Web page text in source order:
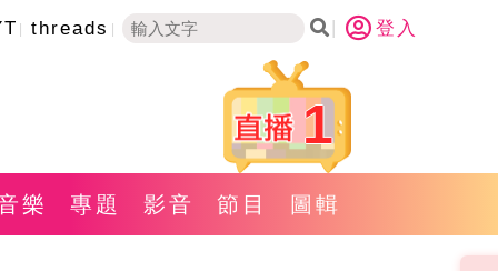
threads 登入
1
樂 專題 影音 節目 圖輯